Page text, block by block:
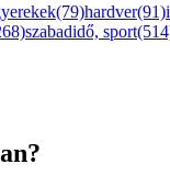
hardver(91)
szabadidő,